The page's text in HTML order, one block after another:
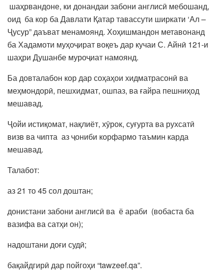
шаҳрвандоне, ки донандаи забони англисӣ мебошанд,
оид ба кор ба Давлати Қатар тавассути ширкати ‘Ал –
Ҷусур” даъват менамоянд. Хоҳишмандон метавонанд
ба Хадамоти муҳоҷират воқеъ дар кучаи С. Айнӣ 121-и
шаҳри Душанбе муроҷиат намоянд.
Ба довталабон кор дар соҳаҳои хидматрасонӣ ва
меҳмондорӣ, пешхидмат, ошпаз, ва ғайра пешниҳод
мешавад.
Ҷойи истиқомат, нақлиёт, хӯрок, суғурта ва рухсатӣ
визв ва чипта аз ҷониби корфармо таъмин карда
мешавад.
Талабот:
аз 21 то 45 сол доштан;
донистани забони англисӣ ва ё араби (вобаста ба
вазифа ва сатҳи он);
надоштани доғи судӣ;
бақайдгирӣ дар пойгоҳи “tawzeef.qa”.